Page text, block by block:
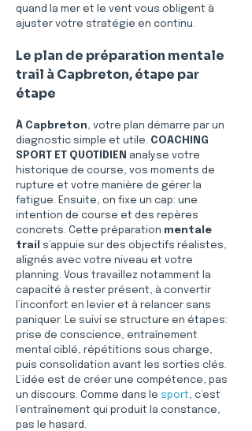
quand la mer et le vent vous obligent à
ajuster votre stratégie en continu.
Le plan de préparation mentale
trail à Capbreton, étape par
étape
À Capbreton, votre plan démarre par un
diagnostic simple et utile. COACHING
SPORT ET QUOTIDIEN analyse votre
historique de course, vos moments de
rupture et votre manière de gérer la
fatigue. Ensuite, on fixe un cap: une
intention de course et des repères
concrets. Cette préparation mentale
trail
s’appuie sur des objectifs réalistes,
alignés avec votre niveau et votre
planning. Vous travaillez notamment la
capacité à rester présent, à convertir
l’inconfort en levier et à relancer sans
paniquer. Le suivi se structure en étapes:
prise de conscience, entraînement
mental ciblé, répétitions sous charge,
puis consolidation avant les sorties clés.
L’idée est de créer une compétence, pas
un discours. Comme dans le sport, c’est
l’entraînement qui produit la constance,
pas le hasard.